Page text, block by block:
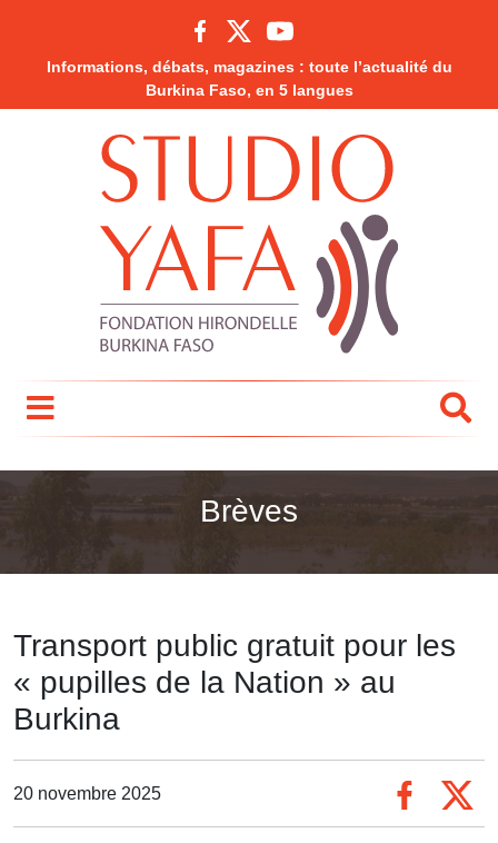
Informations, débats, magazines : toute l’actualité du
Burkina Faso, en 5 langues
Brèves
Transport public gratuit pour les
« pupilles de la Nation » au
Burkina
20 novembre 2025